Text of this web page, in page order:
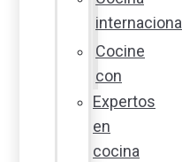
internacional
Cocine
con
Expertos
en
cocina